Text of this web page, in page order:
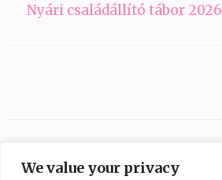
We value your privacy
Nyári családállító tábor 2026